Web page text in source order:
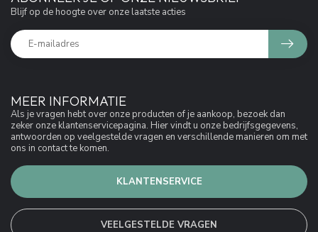
MEER INFORMATIE
Als je vragen hebt over onze producten of je aankoop, bezoek dan
zeker onze klantenservicepagina. Hier vindt u onze bedrijfsgegevens,
antwoorden op veelgestelde vragen en verschillende manieren om met
ons in contact te komen.
KLANTENSERVICE
VEELGESTELDE VRAGEN
Blijf op de hoogte over onze laatste acties